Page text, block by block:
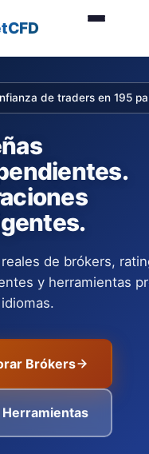
de traders en 195
de brókers,
y herramientas
Brókers
Herramientas